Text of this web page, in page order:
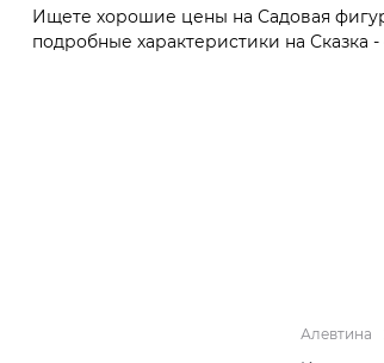
Ищете хорошие цены на Садовая
подробные характеристики на
Алевтина